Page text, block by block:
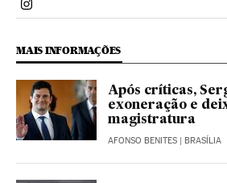
Politica El País Brasil en Instagram
MAIS INFORMAÇÕES
Após críticas,
exoneração e
magistratura
AFONSO BENITES | BRASÍLIA